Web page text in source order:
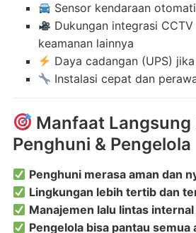
Sensor kendaraan
Dukungan integrasi
keamanan lainnya
Daya cadangan (UPS)
Instalasi cepat dan
Manfaat Langsung
Penghuni & Pengelola
Penghuni merasa aman dan
Lingkungan lebih tertib dan
Manajemen lalu lintas
Pengelola bisa pantau semua